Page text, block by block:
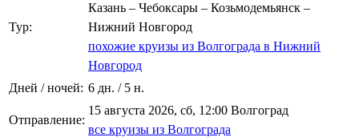
Тур:
Казань – Чебоксары – Козьмодемьянск –
Нижний Новгород
похожие круизы из Волгограда в Нижний
Новгород
Дней / ночей: 6 дн. / 5 н.
Отправление:
15 августа 2026, сб, 12:00 Волгоград
все круизы из Волгограда